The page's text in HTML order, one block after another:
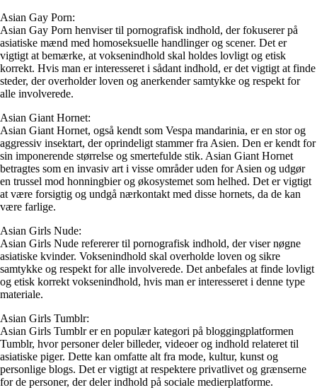
Asian Gay Porn:
Asian Gay Porn henviser til pornografisk indhold, der fokuserer på
asiatiske mænd med homoseksuelle handlinger og scener. Det er
vigtigt at bemærke, at voksenindhold skal holdes lovligt og etisk
korrekt. Hvis man er interesseret i sådant indhold, er det vigtigt at finde
steder, der overholder loven og anerkender samtykke og respekt for
alle involverede.
Asian Giant Hornet:
Asian Giant Hornet, også kendt som Vespa mandarinia, er en stor og
aggressiv insektart, der oprindeligt stammer fra Asien. Den er kendt for
sin imponerende størrelse og smertefulde stik. Asian Giant Hornet
betragtes som en invasiv art i visse områder uden for Asien og udgør
en trussel mod honningbier og økosystemet som helhed. Det er vigtigt
at være forsigtig og undgå nærkontakt med disse hornets, da de kan
være farlige.
Asian Girls Nude:
Asian Girls Nude refererer til pornografisk indhold, der viser nøgne
asiatiske kvinder. Voksenindhold skal overholde loven og sikre
samtykke og respekt for alle involverede. Det anbefales at finde lovligt
og etisk korrekt voksenindhold, hvis man er interesseret i denne type
materiale.
Asian Girls Tumblr:
Asian Girls Tumblr er en populær kategori på bloggingplatformen
Tumblr, hvor personer deler billeder, videoer og indhold relateret til
asiatiske piger. Dette kan omfatte alt fra mode, kultur, kunst og
personlige blogs. Det er vigtigt at respektere privatlivet og grænserne
for de personer, der deler indhold på sociale medierplatforme.